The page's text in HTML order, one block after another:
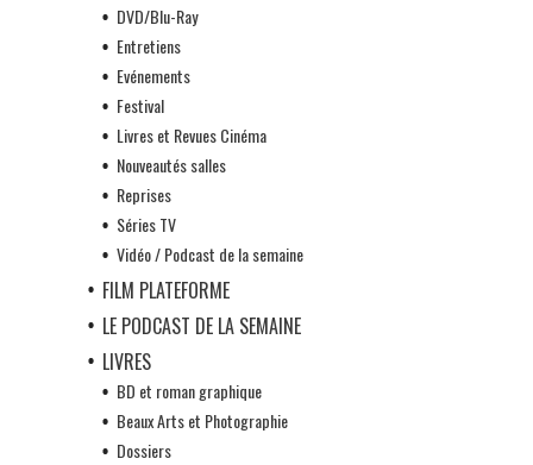
DVD/Blu-Ray
Entretiens
Evénements
Festival
Livres et Revues Cinéma
Nouveautés salles
Reprises
Séries TV
Vidéo / Podcast de la semaine
FILM PLATEFORME
LE PODCAST DE LA SEMAINE
LIVRES
BD et roman graphique
Beaux Arts et Photographie
Dossiers